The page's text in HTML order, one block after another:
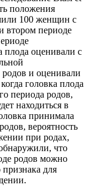
положения
100 женщин с
втором периоде
оценивали с
и оценивали
головка плода
периода родов,
находиться в
принимала
вероятность
при родах,
что
родов можно
признака для